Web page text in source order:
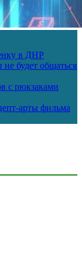
в ДНР
будет общаться
с рюкзаками
арты фильма